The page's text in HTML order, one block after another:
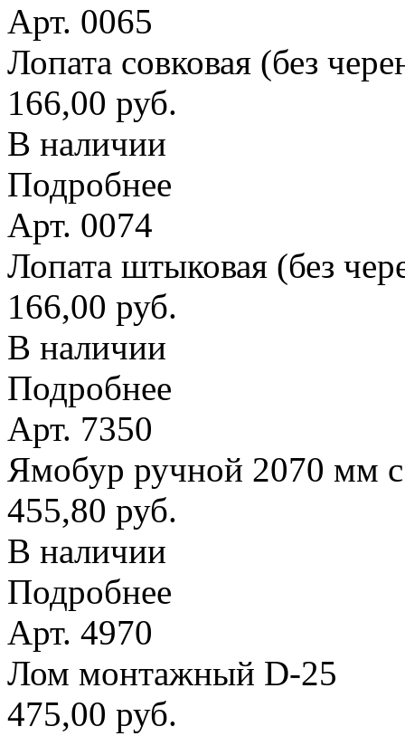
Арт. 0065
Лопата совковая (без
166,00 руб.
В наличии
Подробнее
Арт. 0074
Лопата штыковая (без
166,00 руб.
В наличии
Подробнее
Арт. 7350
Ямобур ручной 2070 мм
455,80 руб.
В наличии
Подробнее
Арт. 4970
Лом монтажный D-25
475,00 руб.